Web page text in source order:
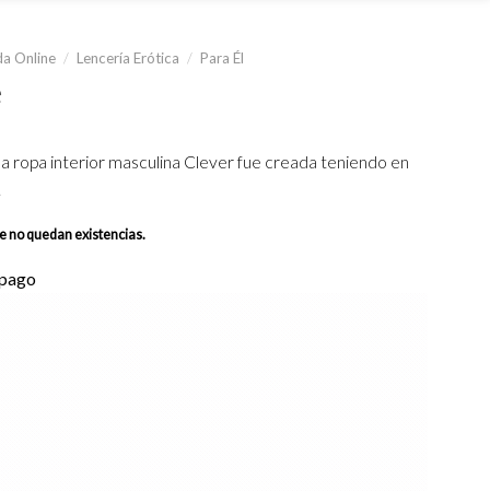
Online / Lencería Erótica / Para Él
ropa interior masculina Clever fue creada teniendo en
no quedan existencias.